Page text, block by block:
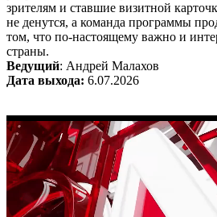
зрителям и ставшие визитной
не денутся, а команда программы
том, что по-настоящему важно и
страны.
Ведущий: Андрей Малахов
Дата выхода: 6.07.2026